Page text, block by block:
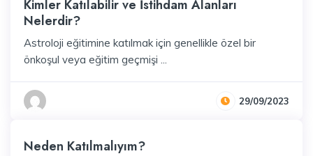
Kimler Katılabilir ve İstihdam Alanları
Nelerdir?
Astroloji eğitimine katılmak için genellikle özel bir
önkoşul veya eğitim geçmişi ...
29/09/2023
Neden Katılmalıyım?